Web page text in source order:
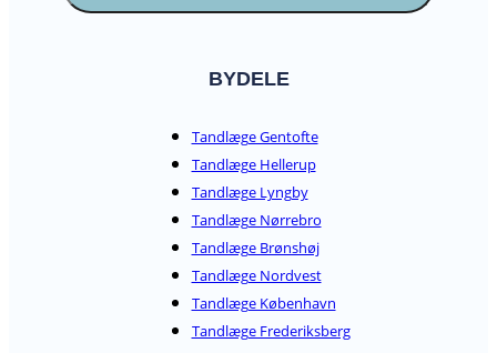
BYDELE
Tandlæge Gentofte
Tandlæge Hellerup
Tandlæge Lyngby
Tandlæge Nørrebro
Tandlæge Brønshøj
Tandlæge Nordvest
Tandlæge København
Tandlæge Frederiksberg